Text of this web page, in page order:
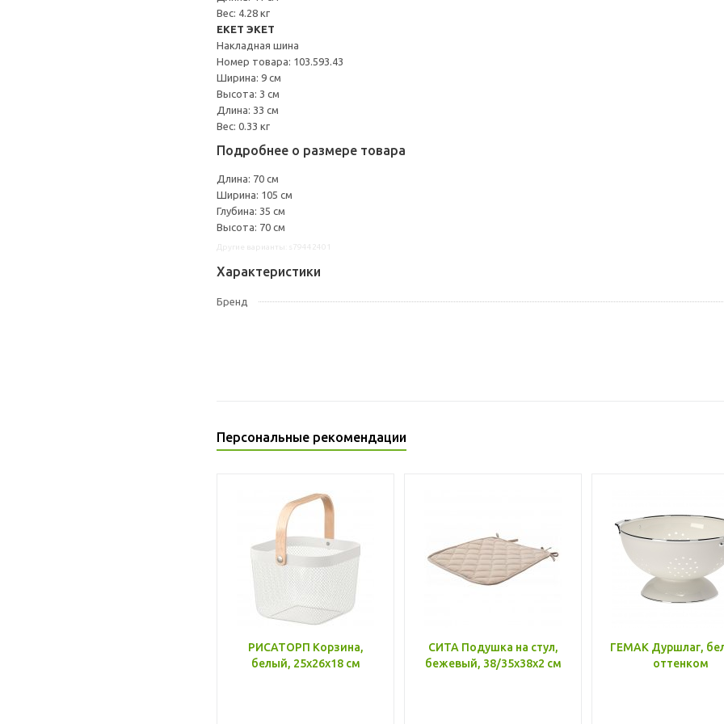
Вес: 4.28 кг
EKET ЭКЕТ
Накладная шина
Номер товара: 103.593.43
Ширина: 9 см
Высота: 3 см
Длина: 33 см
Вес: 0.33 кг
Подробнее о размере товара
Длина: 70 см
Ширина: 105 см
Глубина: 35 см
Высота: 70 см
Характеристики
Бренд
Персональные рекомендации
РИСАТОРП Корзина,
белый, 25x26x18 см
СИТА Подушка на стул,
бежевый, 38/35x38x2 см
ГЕМАК Дуршлаг,
оттенком